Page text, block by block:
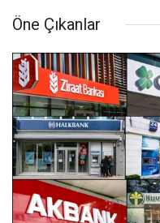
Öne Çıkanlar